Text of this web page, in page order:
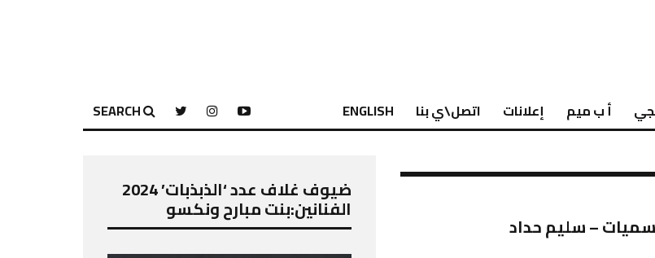
أ ب ميم إعلانات اتصل\ي بنا ENGLISH
SEARCH
– سليم حداد
ضيوف غلاف عدد ‘الذبذبات’ 2024
الفنانين:بنت مبارح ونكسو